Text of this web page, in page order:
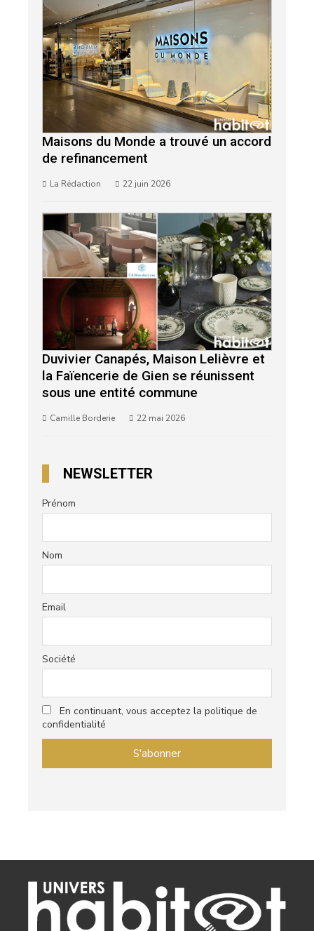
Maisons du Monde a trouvé un accord
de refinancement
La Rédaction 22 juin 2026
Duvivier Canapés, Maison Lelièvre et
la Faïencerie de Gien se réunissent
sous une entité commune
Camille Borderie 22 mai 2026
NEWSLETTER
Prénom
Nom
Email
Société
En continuant, vous acceptez la politique de
confidentialité